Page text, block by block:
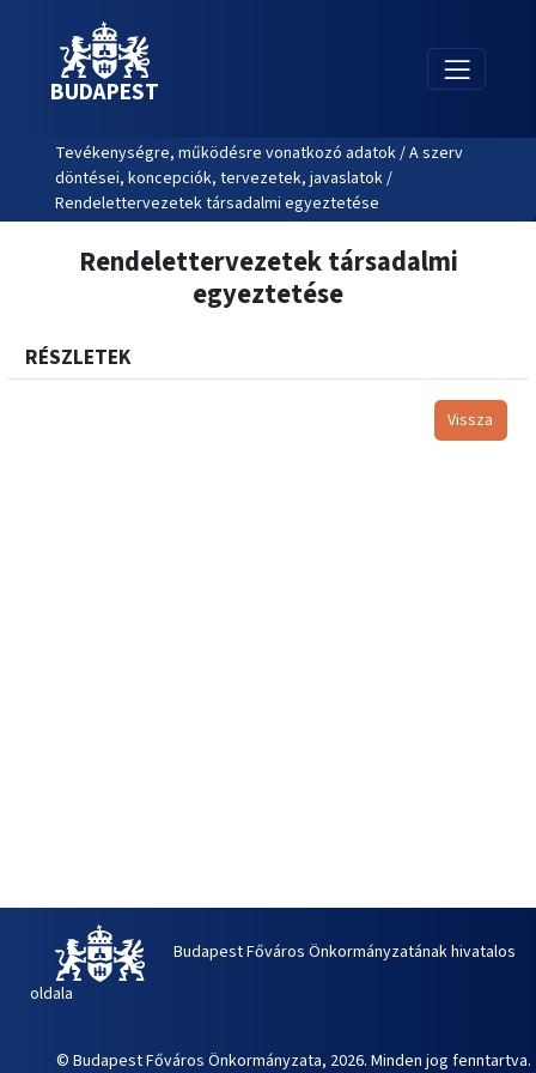
BUDAPEST
Tevékenységre, működésre vonatkozó adatok / A szerv
döntései, koncepciók, tervezetek, javaslatok /
Rendelettervezetek társadalmi egyeztetése
Rendelettervezetek társadalmi
egyeztetése
RÉSZLETEK
Vissza
Budapest Főváros Önkormányzatának hivatalos
oldala
© Budapest Főváros Önkormányzata, 2026. Minden jog fenntartva.